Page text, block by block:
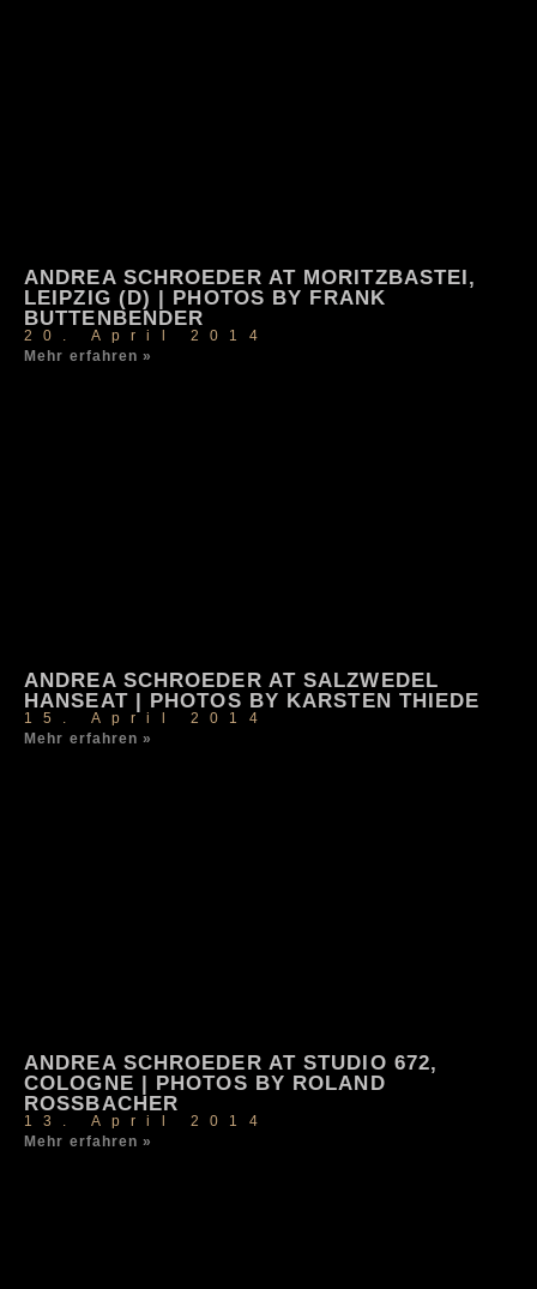
ANDREA SCHROEDER AT MORITZBASTEI,
LEIPZIG (D) | PHOTOS BY FRANK
BUTTENBENDER
20. April 2014
Mehr erfahren »
ANDREA SCHROEDER AT SALZWEDEL
HANSEAT | PHOTOS BY KARSTEN THIEDE
15. April 2014
Mehr erfahren »
ANDREA SCHROEDER AT STUDIO 672,
COLOGNE | PHOTOS BY ROLAND
ROSSBACHER
13. April 2014
Mehr erfahren »